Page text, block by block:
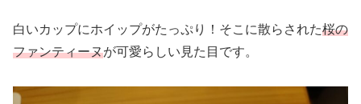
白いカップにホイップがたっぷり！そこに散らされた桜の
ファンティーヌが可愛らしい見た目です。